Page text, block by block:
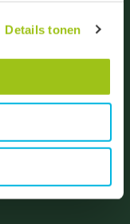
Details tonen